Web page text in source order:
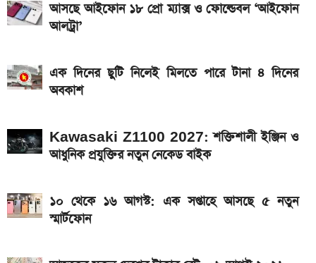
আগামী সপ্তাহেই সুখবর, বেতন-ইনক্রিমেট নিয়ে যা জানা গেল
Bajaj Pulsar N160 S ও N160 SS লঞ্চ, থাকছে ৪-
ভালভ ইঞ্জিন ও TFT ডিসপ্লে
মালয়েশিয়ায় যেতে বাংলাদেশিদের আবেদন শুরু, অগ্রাধিকার
iQOO Z11-এ থাকছে ৬.৮৩ ইঞ্চির কার্ভড AMOLED
ডিসপ্লে, থাকছে সরু ফ্রেম
৭৫০০mAh ব্যাটারি নিয়ে বাজারে এলো Redmi 17 5G
ও 4G
আসছে আইফোন ১৮ প্রো ম্যাক্স ও ফোল্ডেবল ‘আইফোন
আলট্রা’
এক দিনের ছুটি নিলেই মিলতে পারে টানা ৪ দিনের
অবকাশ
Kawasaki Z1100 2027: শক্তিশালী ইঞ্জিন ও
আধুনিক প্রযুক্তির নতুন নেকেড বাইক
১০ থেকে ১৬ আগস্ট: এক সপ্তাহে আসছে ৫ নতুন
স্মার্টফোন